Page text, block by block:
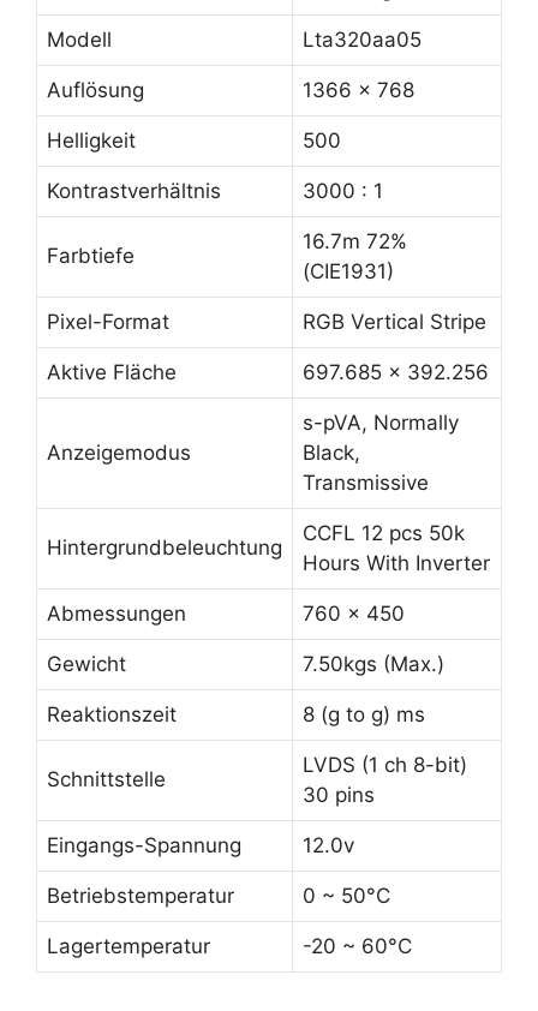
Modell Lta320aa05
Auflösung 1366 x 768
Helligkeit 500
Kontrastverhältnis 3000 : 1
Farbtiefe
16.7m 72%
(CIE1931)
Pixel-Format RGB Vertical Stripe
Aktive Fläche 697.685 x 392.256
Anzeigemodus
s-pVA, Normally
Black,
Transmissive
Hintergrundbeleuchtung
CCFL 12 pcs 50k
Hours With Inverter
Abmessungen 760 x 450
Gewicht 7.50kgs (Max.)
Reaktionszeit 8 (g to g) ms
Schnittstelle
LVDS (1 ch 8-bit)
30 pins
Eingangs-Spannung 12.0v
Betriebstemperatur 0 ~ 50°C
Lagertemperatur -20 ~ 60°C